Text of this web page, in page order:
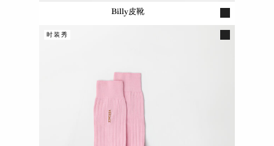
Billy皮靴
时装秀